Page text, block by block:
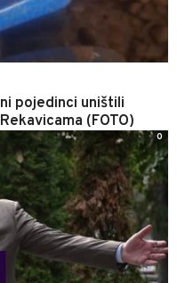
pojedinci uništili
(FOTO)
0